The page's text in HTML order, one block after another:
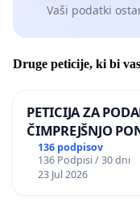
Vaši podatki
Druge peticije, ki bi
PETICIJA ZA
ČIMPREJŠNJO
BERNARDA
REPUBLIKE
136 podpisov
136 Podpisi / 30 dni
23 Jul 2026